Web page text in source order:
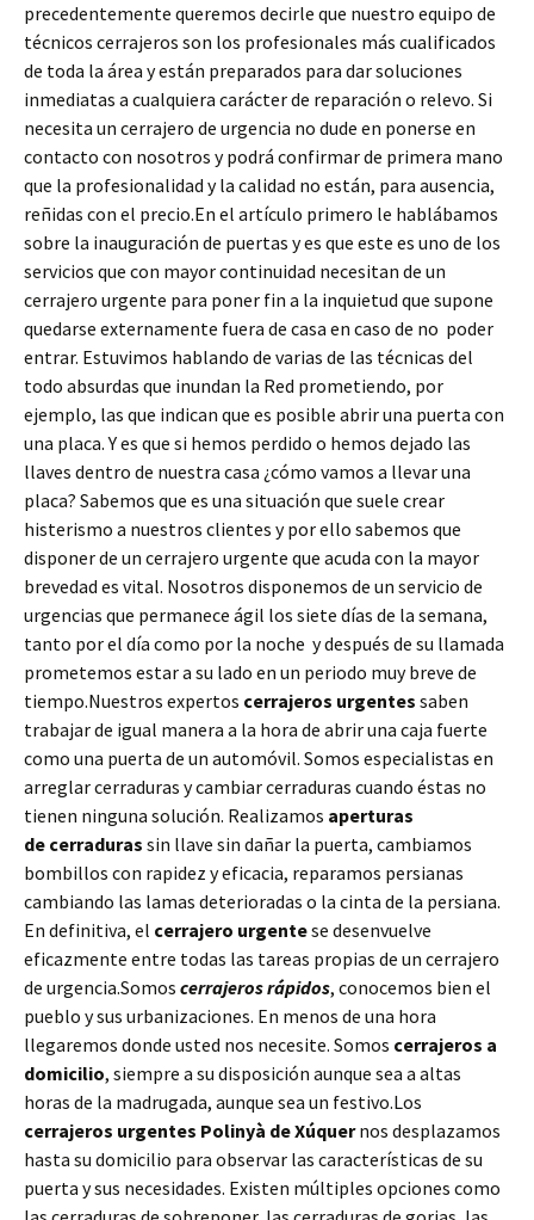
precedentemente queremos decirle que nuestro equipo de
técnicos cerrajeros son los profesionales más cualificados
de toda la área y están preparados para dar soluciones
inmediatas a cualquiera carácter de reparación o relevo. Si
necesita un cerrajero de urgencia no dude en ponerse en
contacto con nosotros y podrá confirmar de primera mano
que la profesionalidad y la calidad no están, para ausencia,
reñidas con el precio.En el artículo primero le hablábamos
sobre la inauguración de puertas y es que este es uno de los
servicios que con mayor continuidad necesitan de un
cerrajero urgente para poner fin a la inquietud que supone
quedarse externamente fuera de casa en caso de no poder
entrar. Estuvimos hablando de varias de las técnicas del
todo absurdas que inundan la Red prometiendo, por
ejemplo, las que indican que es posible abrir una puerta con
una placa. Y es que si hemos perdido o hemos dejado las
llaves dentro de nuestra casa ¿cómo vamos a llevar una
placa? Sabemos que es una situación que suele crear
histerismo a nuestros clientes y por ello sabemos que
disponer de un cerrajero urgente que acuda con la mayor
brevedad es vital. Nosotros disponemos de un servicio de
urgencias que permanece ágil los siete días de la semana,
tanto por el día como por la noche y después de su llamada
prometemos estar a su lado en un periodo muy breve de
tiempo.Nuestros expertos cerrajeros urgentes saben
trabajar de igual manera a la hora de abrir una caja fuerte
como una puerta de un automóvil. Somos especialistas en
arreglar cerraduras y cambiar cerraduras cuando éstas no
tienen ninguna solución. Realizamos aperturas
de cerraduras sin llave sin dañar la puerta, cambiamos
bombillos con rapidez y eficacia, reparamos persianas
cambiando las lamas deterioradas o la cinta de la persiana.
En definitiva, el cerrajero urgentese desenvuelve
eficazmente entre todas las tareas propias de un cerrajero
de urgencia.Somos cerrajeros rápidos, conocemos bien el
pueblo y sus urbanizaciones. En menos de una hora
llegaremos donde usted nos necesite. Somos cerrajeros a
domicilio, siempre a su disposición aunque sea a altas
horas de la madrugada, aunque sea un festivo.Los
cerrajeros urgentes Polinyà de Xúquernos desplazamos
hasta su domicilio para observar las características de su
puerta y sus necesidades. Existen múltiples opciones como